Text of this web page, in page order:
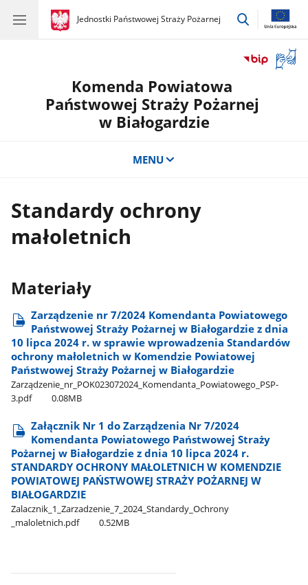
gov.pl
Jednostki Państwowej Straży Pożarnej
gov.pl
Jednostki
przejdź
okno
Komenda Powiatowa
Państwowej Straży Pożarnej
w Białogardzie
MENU
Standardy ochrony
małoletnich
Materiały
Zarządzenie nr 7/2024 Komendanta Powiatowego
Państwowej Straży Pożarnej w Białogardzie z dnia
10 lipca 2024 r. w sprawie wprowadzenia Standardów
ochrony małoletnich w Komendzie Powiatowej
Państwowej Straży Pożarnej w Białogardzie
Zarządzenie​_nr​_POK023072024​_Komendanta​_Powiatowego​_PSP-
3.pdf
0.08MB
Załącznik Nr 1 do Zarządzenia Nr 7/2024
Komendanta Powiatowego Państwowej Straży
Pożarnej w Białogardzie z dnia 10 lipca 2024 r.
STANDARDY OCHRONY MAŁOLETNICH W KOMENDZIE
POWIATOWEJ PAŃSTWOWEJ STRAŻY POŻARNEJ W
BIAŁOGARDZIE
Zalacznik​_1​_Zarzadzenie​_7​_2024​_Standardy​_Ochrony​
_maloletnich.pdf
0.52MB